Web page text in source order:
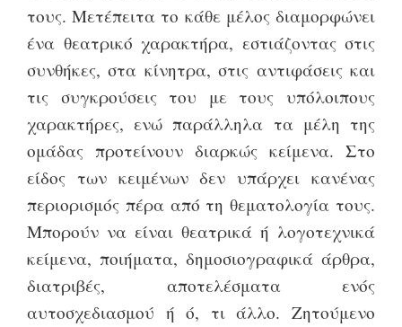
τους. Μετέπειτα το κάθε μέλος διαμορφώνει
ένα θεατρικό χαρακτήρα, εστιάζοντας στις
συνθήκες, στα κίνητρα, στις αντιφάσεις και
τις συγκρούσεις του με τους υπόλοιπους
χαρακτήρες, ενώ παράλληλα τα μέλη της
ομάδας προτείνουν διαρκώς κείμενα. Στο
είδος των κειμένων δεν υπάρχει κανένας
περιορισμός πέρα από τη θεματολογία τους.
Μπορούν να είναι θεατρικά ή λογοτεχνικά
κείμενα, ποιήματα, δημοσιογραφικά άρθρα,
διατριβές, αποτελέσματα ενός
αυτοσχεδιασμού ή ό, τι άλλο. Ζητούμενο